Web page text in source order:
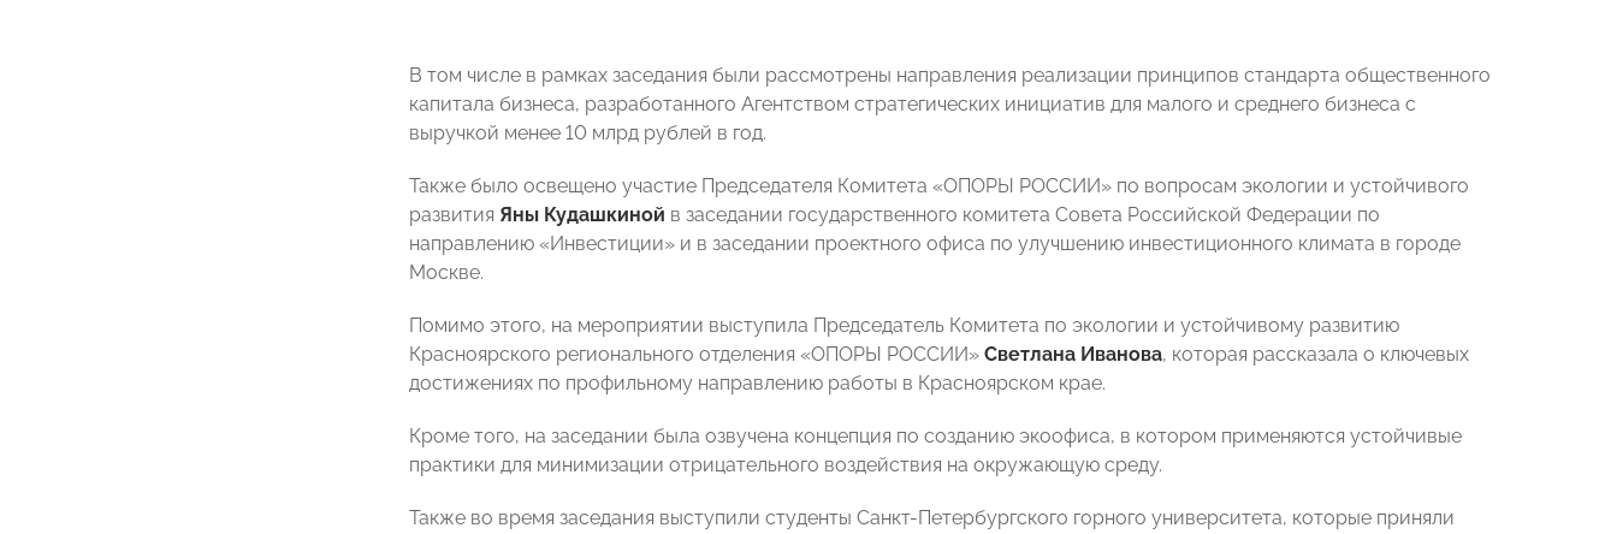
В том числе в рамках заседания были рассмотрены направления реализации принципов стандарта общественного
капитала бизнеса, разработанного Агентством стратегических инициатив для малого и среднего бизнеса с
выручкой менее 10 млрд рублей в год.
Также было освещено участие Председателя Комитета «ОПОРЫ РОССИИ» по вопросам экологии и устойчивого
развития Яны Кудашкиной в заседании государственного комитета Совета Российской Федерации по
направлению «Инвестиции» и в заседании проектного офиса по улучшению инвестиционного климата в городе
Москве.
Помимо этого, на мероприятии выступила Председатель Комитета по экологии и устойчивому развитию
Красноярского регионального отделения «ОПОРЫ РОССИИ» Светлана Иванова, которая рассказала о ключевых
достижениях по профильному направлению работы в Красноярском крае.
Кроме того, на заседании была озвучена концепция по созданию экоофиса, в котором применяются устойчивые
практики для минимизации отрицательного воздействия на окружающую среду.
Также во время заседания выступили студенты Санкт-Петербургского горного университета, которые приняли